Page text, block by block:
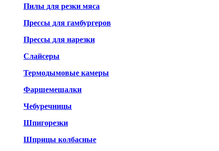
Пилы для резки мяса
Прессы для гамбургеров
Прессы для нарезки
Слайсеры
Термодымовые камеры
Фаршемешалки
Чебуречницы
Шпигорезки
Шприцы колбасные